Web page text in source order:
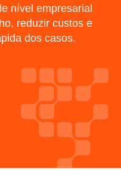
nível empresarial
reduzir custos e
dos casos.